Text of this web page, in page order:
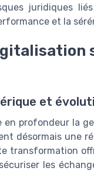
juridiques
et la
et
en profondeur la
désormais une
transformation
les